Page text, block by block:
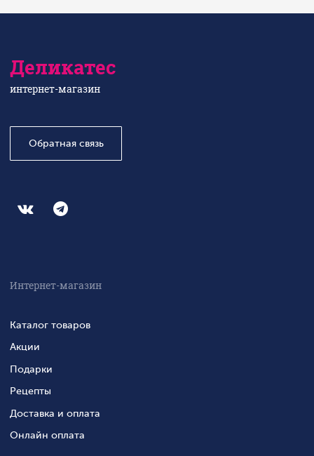
Деликатес
интернет-магазин
Обратная связь
Интернет-магазин
Каталог товаров
Акции
Подарки
Рецепты
Доставка и оплата
Онлайн оплата